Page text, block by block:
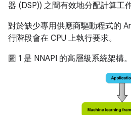
器 (DSP)) 之間有效地分配計算工
對於缺少專用供應商驅動程式的
行階段會在 CPU 上執行要求。
圖 1 是 NNAPI 的高層級系統架構。